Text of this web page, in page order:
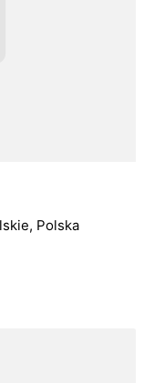
Polska